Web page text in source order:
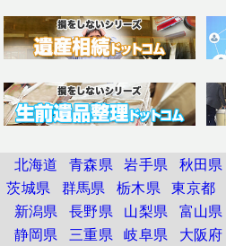
北海道 青森県 岩手県 秋田県
茨城県 群馬県 栃木県 東京都
新潟県 長野県 山梨県 富山県
静岡県 三重県 岐阜県 大阪府